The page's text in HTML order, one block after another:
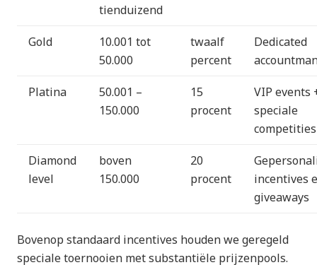
tienduizend
Gold
10.001 tot
50.000
twaalf
percent
Dedicated
Platina
50.001 –
150.000
15
procent
VIP events
speciale
competities
Diamond
level
boven
150.000
20
procent
incentives
giveaways
Bovenop standaard incentives houden we geregeld
speciale toernooien met substantiële prijzenpools.